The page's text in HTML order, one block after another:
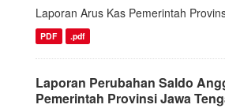
Laporan Arus Kas Pemerintah
PDF .pdf
Laporan Perubahan Saldo
Pemerintah Provinsi Jawa